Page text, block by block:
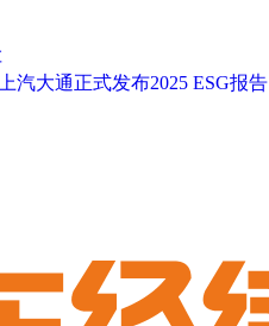
汽大通正式发布2025 ESG报告